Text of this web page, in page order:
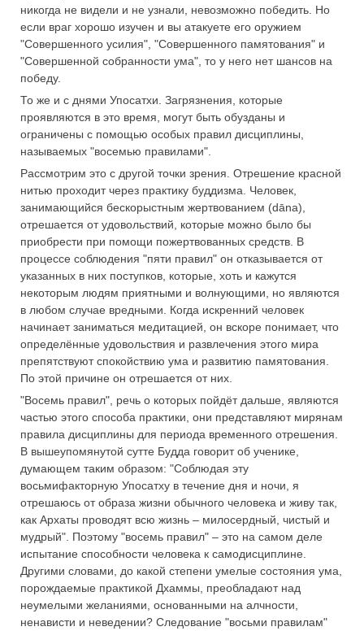
никогда не видели и не узнали, невозможно победить. Но
если враг хорошо изучен и вы атакуете его оружием
"Совершенного усилия", "Совершенного памятования" и
"Совершенной собранности ума", то у него нет шансов на
победу.
То же и с днями Упосатхи. Загрязнения, которые
проявляются в это время, могут быть обузданы и
ограничены с помощью особых правил дисциплины,
называемых "восемью правилами".
Рассмотрим это с другой точки зрения. Отрешение красной
нитью проходит через практику буддизма. Человек,
занимающийся бескорыстным жертвованием (dāna),
отрешается от удовольствий, которые можно было бы
приобрести при помощи пожертвованных средств. В
процессе соблюдения "пяти правил" он отказывается от
указанных в них поступков, которые, хоть и кажутся
некоторым людям приятными и волнующими, но являются
в любом случае вредными. Когда искренний человек
начинает заниматься медитацией, он вскоре понимает, что
определённые удовольствия и развлечения этого мира
препятствуют спокойствию ума и развитию памятования.
По этой причине он отрешается от них.
"Восемь правил", речь о которых пойдёт дальше, являются
частью этого способа практики, они представляют мирянам
правила дисциплины для периода временного отрешения.
В вышеупомянутой сутте Будда говорит об ученике,
думающем таким образом: "Соблюдая эту
восьмифакторную Упосатху в течение дня и ночи, я
отрешаюсь от образа жизни обычного человека и живу так,
как Архаты проводят всю жизнь – милосердный, чистый и
мудрый". Поэтому "восемь правил" – это на самом деле
испытание способности человека к самодисциплине.
Другими словами, до какой степени умелые состояния ума,
порождаемые практикой Дхаммы, преобладают над
неумелыми желаниями, основанными на алчности,
ненависти и неведении? Следование "восьми правилам"